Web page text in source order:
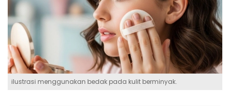
ilustrasi menggunakan bedak pada kulit berminyak.